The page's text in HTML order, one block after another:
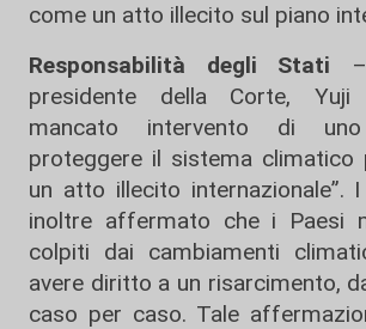
come un atto illecito sul piano
Responsabilità degli Stati –
presidente della Corte, Yuji
mancato intervento di
proteggere il sistema climatico
un atto illecito internazionale”.
inoltre affermato che i Paesi
colpiti dai cambiamenti
avere diritto a un risarcimento,
caso per caso. Tale